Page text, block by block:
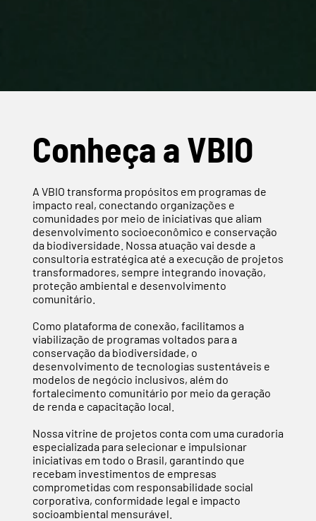
Conheça a VBIO
A VBIO transforma propósitos em programas de
impacto real, conectando organizações e
comunidades por meio de iniciativas que aliam
desenvolvimento socioeconômico e conservação
da biodiversidade. Nossa atuação vai desde a
consultoria estratégica até a execução de projetos
transformadores, sempre integrando inovação,
proteção ambiental e desenvolvimento
comunitário.
Como plataforma de conexão, facilitamos a
viabilização de programas voltados para a
conservação da biodiversidade, o
desenvolvimento de tecnologias sustentáveis e
modelos de negócio inclusivos, além do
fortalecimento comunitário por meio da geração
de renda e capacitação local.
Nossa vitrine de projetos conta com uma curadoria
especializada para selecionar e impulsionar
iniciativas em todo o Brasil, garantindo que
recebam investimentos de empresas
comprometidas com responsabilidade social
corporativa, conformidade legal e impacto
socioambiental mensurável.